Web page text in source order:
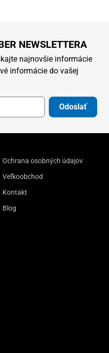
NEWSLETTERA
najnovšie informácie
informácie do vašej
Odoslať
Ochrana osobných údajov
Veľkoobchod
Kontakt
Blog